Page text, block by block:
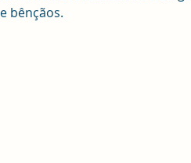
bênçãos.